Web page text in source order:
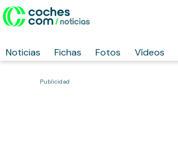
Noticias Fichas Fotos Vídeos
Publicidad